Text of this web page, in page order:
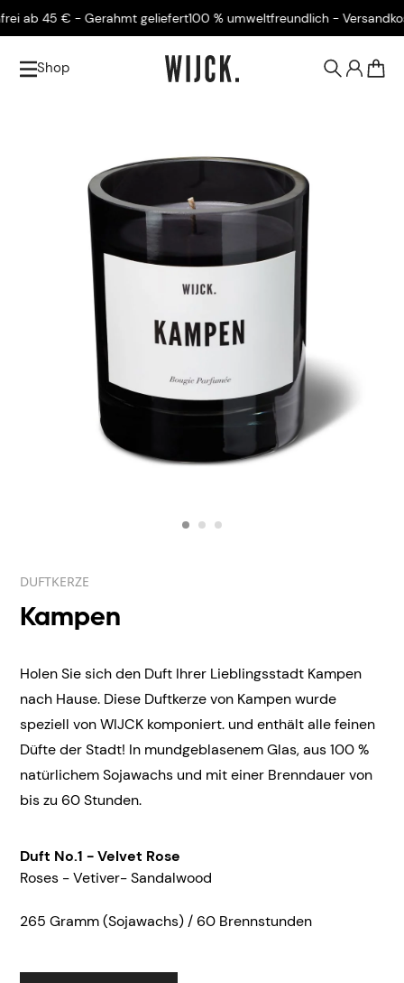
45 € - Gerahmt geliefert100 % umweltfreundlich -
Shop
DUFTKERZE
Kampen
Holen Sie sich den Duft Ihrer Lieblingsstadt Kampen
nach Hause. Diese Duftkerze von Kampen wurde
speziell von WIJCK komponiert. und enthält alle feinen
Düfte der Stadt! In mundgeblasenemGlas, aus 100 %
natürlichem Sojawachs und mit einer Brenndauer von
bis zu 60 Stunden.
Duft No.1 - Velvet Rose
Roses - Vetiver- Sandalwood
265 Gramm (Sojawachs) / 60 Brennstunden